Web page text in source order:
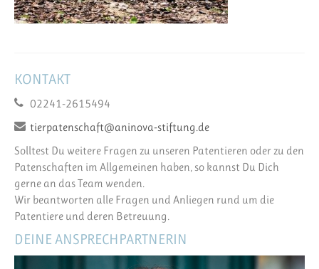
KONTAKT
02241-2615494
tierpatenschaft@aninova-stiftung.de
Solltest Du weitere Fragen zu unseren Patentieren oder zu den
Patenschaften im Allgemeinen haben, so kannst Du Dich
gerne an das Team wenden.
Wir beantworten alle Fragen und Anliegen rund um die
Patentiere und deren Betreuung.
DEINE ANSPRECHPARTNERIN